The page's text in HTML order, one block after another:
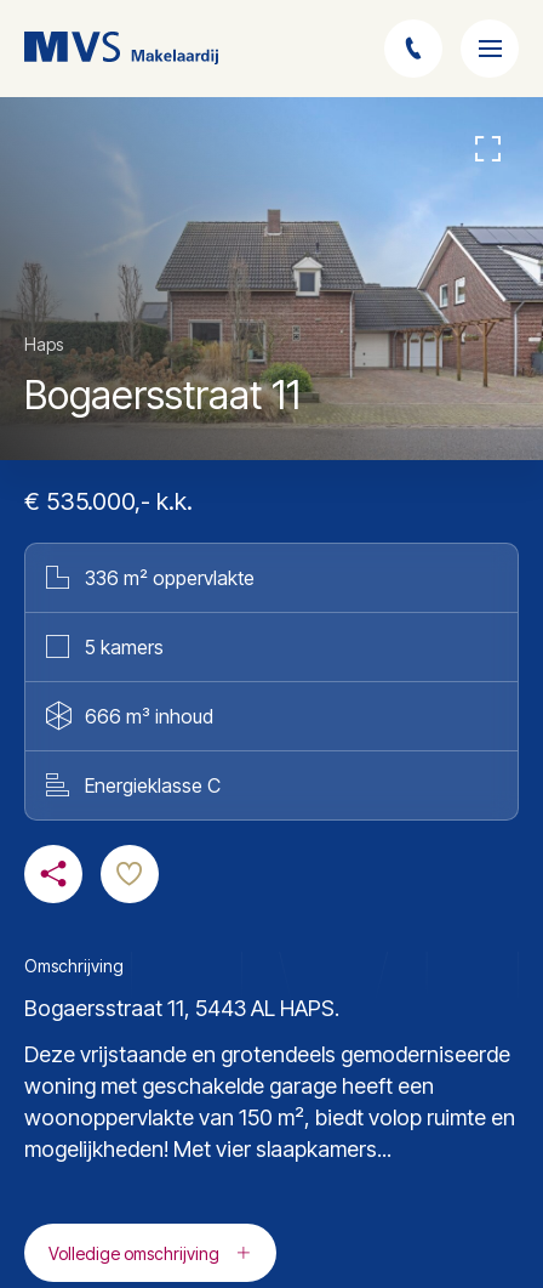
Haps
Bogaersstraat 11
€ 535.000,- k.k.
336 m² oppervlakte
5 kamers
666 m³ inhoud
Energieklasse C
Omschrijving
Bogaersstraat 11, 5443 AL HAPS.
Deze vrijstaande en grotendeels gemoderniseerde
woning met geschakelde garage heeft een
woonoppervlakte van 150 m², biedt volop ruimte en
mogelijkheden! Met vier slaapkamers...
Volledige omschrijving